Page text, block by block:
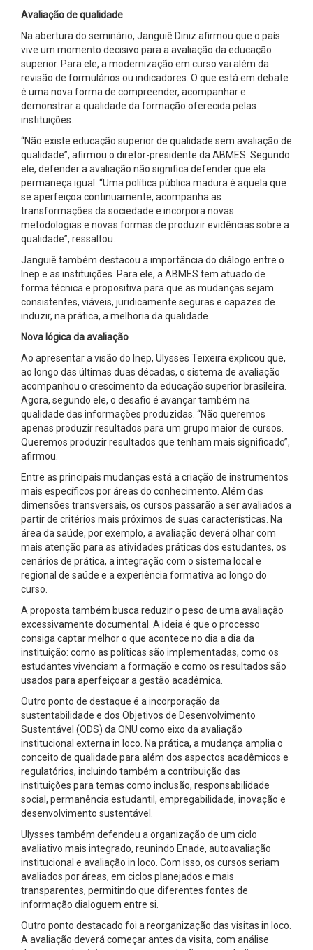
Avaliação de qualidade
Na abertura do seminário, Janguiê Diniz afirmou que o país
vive um momento decisivo para a avaliação da educação
superior. Para ele, a modernização em curso vai além da
revisão de formulários ou indicadores. O que está em debate
é uma nova forma de compreender, acompanhar e
demonstrar a qualidade da formação oferecida pelas
instituições.
“Não existe educação superior de qualidade sem avaliação de
qualidade”, afirmou o diretor-presidente da ABMES. Segundo
ele, defender a avaliação não significa defender que ela
permaneça igual. “Uma política pública madura é aquela que
se aperfeiçoa continuamente, acompanha as
transformações da sociedade e incorpora novas
metodologias e novas formas de produzir evidências sobre a
qualidade”, ressaltou.
Janguiê também destacou a importância do diálogo entre o
Inep e as instituições. Para ele, a ABMES tem atuado de
forma técnica e propositiva para que as mudanças sejam
consistentes, viáveis, juridicamente seguras e capazes de
induzir, na prática, a melhoria da qualidade.
Nova lógica da avaliação
Ao apresentar a visão do Inep, Ulysses Teixeira explicou que,
ao longo das últimas duas décadas, o sistema de avaliação
acompanhou o crescimento da educação superior brasileira.
Agora, segundo ele, o desafio é avançar também na
qualidade das informações produzidas. “Não queremos
apenas produzir resultados para um grupo maior de cursos.
Queremos produzir resultados que tenham mais significado”,
afirmou.
Entre as principais mudanças está a criação de instrumentos
mais específicos por áreas do conhecimento. Além das
dimensões transversais, os cursos passarão a ser avaliados a
partir de critérios mais próximos de suas características. Na
área da saúde, por exemplo, a avaliação deverá olhar com
mais atenção para as atividades práticas dos estudantes, os
cenários de prática, a integração com o sistema local e
regional de saúde e a experiência formativa ao longo do
curso.
A proposta também busca reduzir o peso de uma avaliação
excessivamente documental. A ideia é que o processo
consiga captar melhor o que acontece no dia a dia da
instituição: como as políticas são implementadas, como os
estudantes vivenciam a formação e como os resultados são
usados para aperfeiçoar a gestão acadêmica.
Outro ponto de destaque é a incorporação da
sustentabilidade e dos Objetivos de Desenvolvimento
Sustentável (ODS) da ONU como eixo da avaliação
institucional externa in loco. Na prática, a mudança amplia o
conceito de qualidade para além dos aspectos acadêmicos e
regulatórios, incluindo também a contribuição das
instituições para temas como inclusão, responsabilidade
social, permanência estudantil, empregabilidade, inovação e
desenvolvimento sustentável.
Ulysses também defendeu a organização de um ciclo
avaliativo mais integrado, reunindo Enade, autoavaliação
institucional e avaliação in loco. Com isso, os cursos seriam
avaliados por áreas, em ciclos planejados e mais
transparentes, permitindo que diferentes fontes de
informação dialoguem entre si.
Outro ponto destacado foi a reorganização das visitas in loco.
A avaliação deverá começar antes da visita, com análise